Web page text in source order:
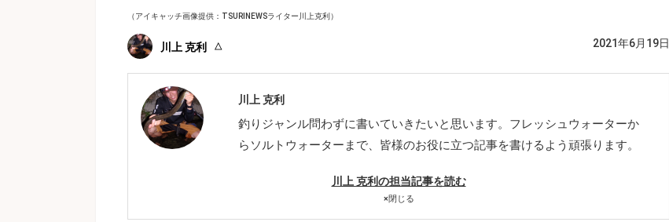
（アイキャッチ画像提供：TSURINEWSライター川上克利）
川上 克利 2021年6月19日
川上 克利
釣りジャンル問わずに書いていきたいと思います。フレッシュウォーターか
らソルトウォーターまで、皆様のお役に立つ記事を書けるよう頑張ります。
川上 克利の担当記事を読む
×閉じる